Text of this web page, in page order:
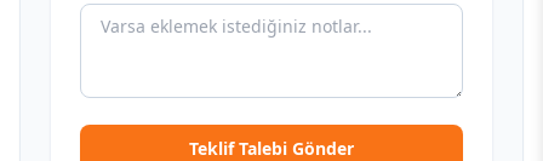
Teklif Talebi Gönder